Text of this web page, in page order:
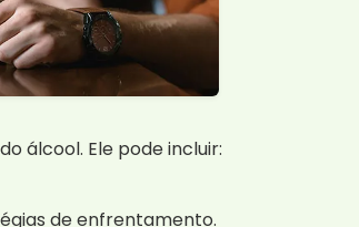
álcool. Ele pode incluir:
de enfrentamento.